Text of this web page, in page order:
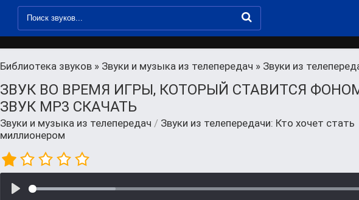
Библиотека звуков » Звуки и музыка из телепередач » Звуки из
ЗВУК ВО ВРЕМЯ ИГРЫ, КОТОРЫЙ СТАВИТСЯ
ЗВУК MP3 СКАЧАТЬ
Звуки и музыка из телепередач / Звуки из телепередачи: Кто хочет стать
миллионером